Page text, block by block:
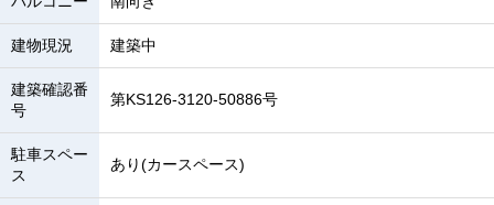
建物現況 建築中
建築確認番
号
第KS126-3120-50886号
駐車スペー
ス
あり(カースペース)